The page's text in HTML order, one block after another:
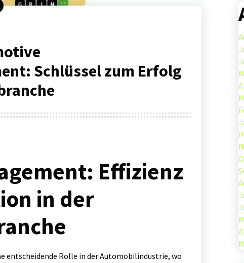
Schlüssel zum Erfolg
Effizienz
in der
entscheidende Rolle in der Automobilindustrie, wo